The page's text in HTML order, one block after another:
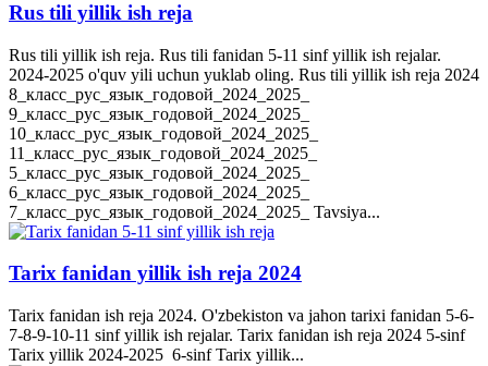
Rus tili yillik ish reja
Rus tili yillik ish reja. Rus tili fanidan 5-11 sinf yillik ish rejalar.
2024-2025 o'quv yili uchun yuklab oling. Rus tili yillik ish reja 2024
8_класс_рус_язык_годовой_2024_2025_
9_класс_рус_язык_годовой_2024_2025_
10_класс_рус_язык_годовой_2024_2025_
11_класс_рус_язык_годовой_2024_2025_
5_класс_рус_язык_годовой_2024_2025_
6_класс_рус_язык_годовой_2024_2025_
7_класс_рус_язык_годовой_2024_2025_ Tavsiya...
Tarix fanidan yillik ish reja 2024
Tarix fanidan ish reja 2024. O'zbekiston va jahon tarixi fanidan 5-6-
7-8-9-10-11 sinf yillik ish rejalar. Tarix fanidan ish reja 2024 5-sinf
Tarix yillik 2024-2025 6-sinf Tarix yillik...